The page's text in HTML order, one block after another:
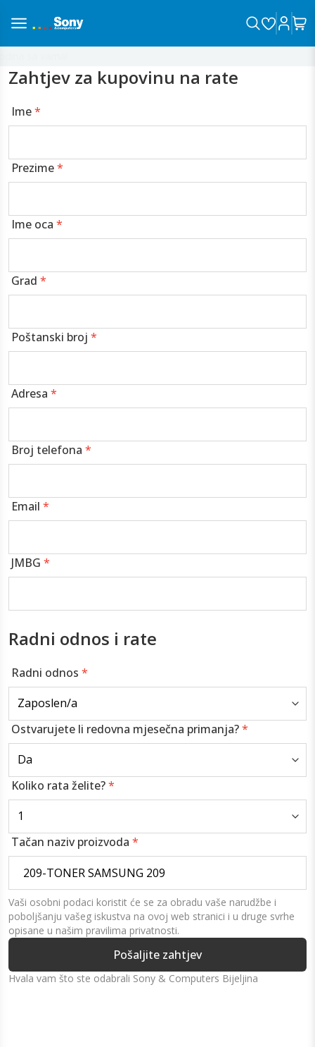
Zahtjev za kupovinu na rate
Ime*
Prezime*
Ime oca *
Grad *
Poštanski broj *
Adresa *
Broj telefona *
Email *
JMBG *
Radni odnos i rate
Radni odnos *
Ostvarujete li redovna mjesečna primanja?*
Koliko rata želite?*
Tačan naziv proizvoda *
Vaši osobni podaci koristit će se za obradu vaše narudžbe i
poboljšanju vašeg iskustva na ovoj web stranici i u druge svrhe
opisane u našim pravilima privatnosti.
Pošaljite zahtjev
Hvala vam što ste odabrali Sony & Computers Bijeljina